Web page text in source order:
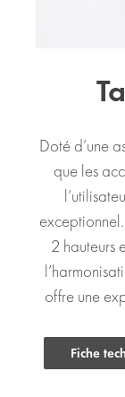
Doté d’une
que les
2 hauteurs
offre une
Fiche